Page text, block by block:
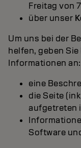
Freitag von
über unser
Um uns bei der
helfen, geben
Informationen an:
eine
die Seite
aufgetreten
Software